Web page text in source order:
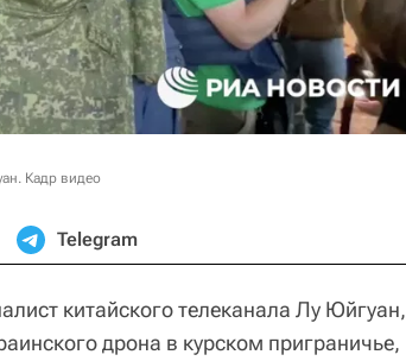
Кадр видео
Telegram
китайского телеканала Лу Юйгуан,
дрона в курском приграничье,